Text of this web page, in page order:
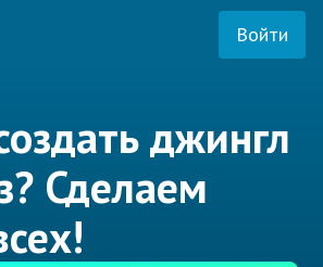
Войти
джингл
Сделаем